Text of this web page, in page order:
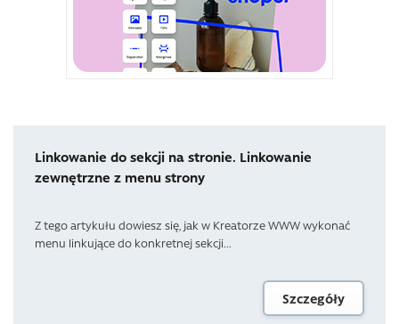
Linkowanie do sekcji na stronie. Linkowanie
zewnętrzne z menu strony
Z tego artykułu dowiesz się, jak w Kreatorze WWW wykonać
menu linkujące do konkretnej sekcji...
Szczegóły